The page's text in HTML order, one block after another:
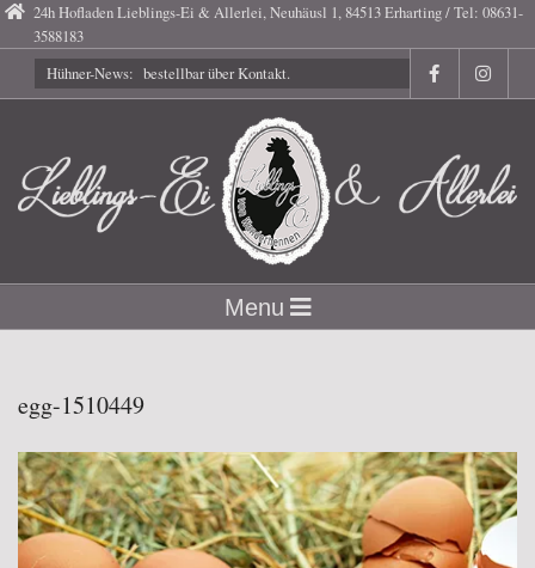
Skip
to
content
24h Hofladen Lieblings-Ei & Allerlei, Neuhäusl 1, 84513 Erharting / Tel: 08631-
3588183
Hühner-News:
Gutscheine bestellbar über Kontakt.
Lieblings-
Navigation
Menu
egg-1510449